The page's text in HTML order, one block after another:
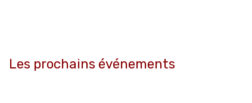
Les prochains événements